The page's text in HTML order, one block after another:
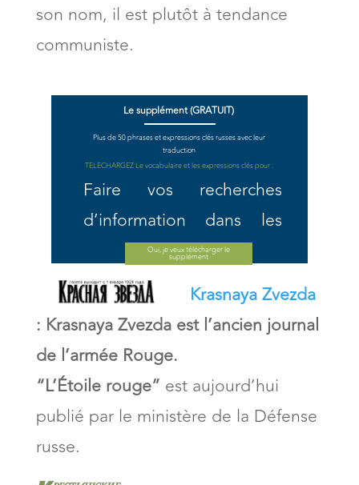
son nom, il est plutôt à tendance
communiste.
Le supplément (GRATUIT)
Plus de 50 phrases et expressions clés russes avec leur
traduction
TELECHARGEZ Le vocabulaire etles expressions clés pour :
Faire vos recherches
d’information dans les
journaux ou les revues en
ligne
Passer une annonce dans
un journal ou une revue
(immobilier,
babysitting...).
Oui, je veux télécharger le
supplément
Krasnaya Zvezda
: Krasnaya Zvezda est l’ancien journal
de l’armée Rouge.
“L’Étoile rouge” est aujourd’hui
publié par le ministère de la Défense
russe.